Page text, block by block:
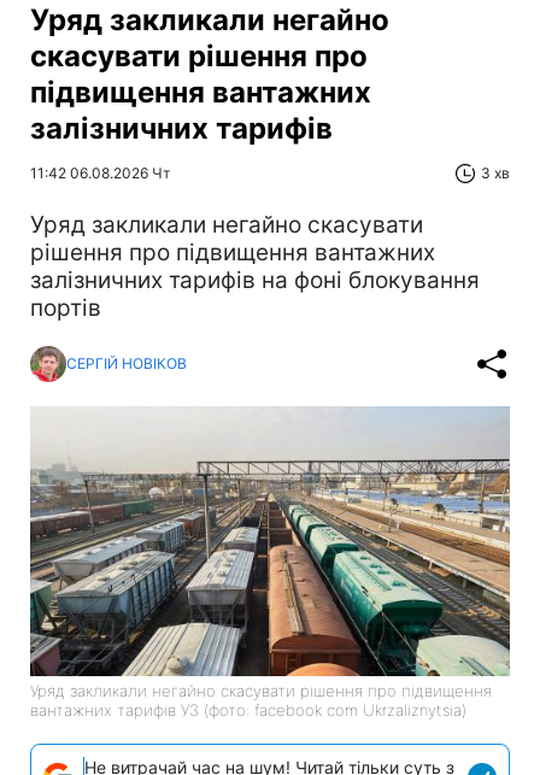
Уряд закликали негайно
скасувати рішення про
підвищення вантажних
залізничних тарифів
11:42 06.08.2026 Чт 3 хв
Уряд закликали негайно скасувати
рішення про підвищення вантажних
залізничних тарифів на фоні блокування
портів
СЕРГІЙ НОВІКОВ
Уряд закликали негайно скасувати рішення про підвищення
вантажних тарифів УЗ (фото: facebook com Ukrzaliznytsia)
Не витрачай час на шум! Читай тільки суть з